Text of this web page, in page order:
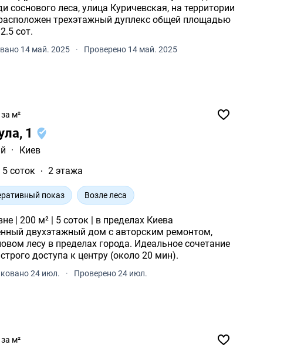
соснового леса, улица Куричевская, на территории
трехэтажный дуплекс общей площадью
сот.
14 май. 2025 · Проверено 14 май. 2025
м²
1
·
Киев
5 соток 2 этажа
показ Возле леса
| 200 м² | 5 соток | в пределах Киева
двухэтажный дом с авторским ремонтом,
лесу в пределах города. Идеальное сочетание
доступа к центру (около 20 мин).
24 июл. · Проверено 24 июл.
м²